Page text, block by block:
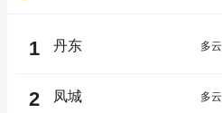
1 丹东 多云
2 凤城 多云